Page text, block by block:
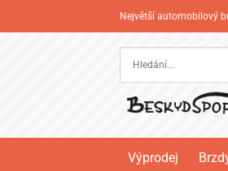
na
Největší automobilový
Výprodej